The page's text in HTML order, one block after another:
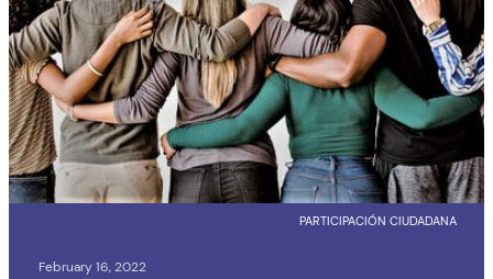
PARTICIPACIÓN CIUDADANA
February 16, 2022